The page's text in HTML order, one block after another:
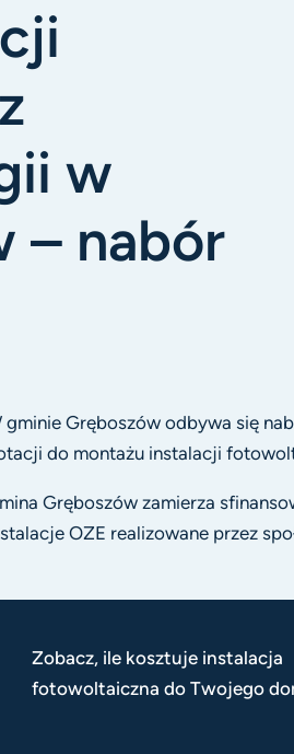
w
– nabór
gminie Gręboszów odbywa się
do montażu instalacji
Gręboszów zamierza
OZE realizowane przez
Zobacz, ile kosztuje instalacja
fotowoltaiczna do Twojego